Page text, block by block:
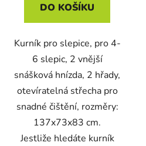
DO KOŠÍKU
Kurník pro slepice, pro 4-
6 slepic, 2 vnější
snášková hnízda, 2 hřady,
otevíratelná střecha pro
snadné čištění, rozměry:
137x73x83 cm.
Jestliže hledáte kurník